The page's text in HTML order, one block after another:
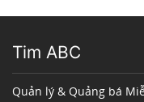
Tim ABC
Quản lý & Quảng bá